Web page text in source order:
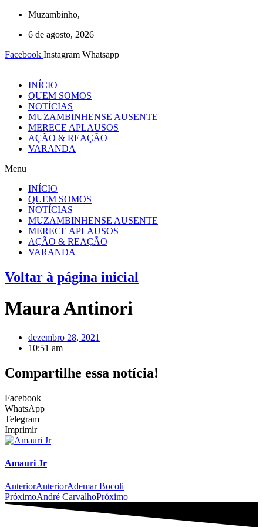
Muzambinho,
6 de agosto, 2026
Facebook Instagram Whatsapp
INÍCIO
QUEM SOMOS
NOTÍCIAS
MUZAMBINHENSE AUSENTE
MERECE APLAUSOS
AÇÃO & REAÇÃO
VARANDA
Menu
INÍCIO
QUEM SOMOS
NOTÍCIAS
MUZAMBINHENSE AUSENTE
MERECE APLAUSOS
AÇÃO & REAÇÃO
VARANDA
Voltar à página inicial
Maura Antinori
dezembro 28, 2021
10:51 am
Compartilhe essa notícia!
Facebook
WhatsApp
Telegram
Imprimir
Amauri Jr
AnteriorAnteriorAdemar Bocoli
PróximoAndré CarvalhoPróximo